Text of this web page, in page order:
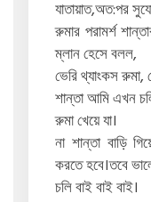
যাতায়াত,অত:পর
রুমার পরামর্শ
ম্লান হেসে বলল,
ভেরি থ্যাংকস রুমা,
শান্তা আমি এখন
রুমা খেয়ে যা।
না শান্তা বাড়ি
করতে হবে।তবে
চলি বাই বাই বাই।